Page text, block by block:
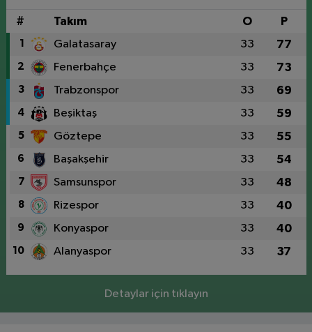
# Takım O P
1 Galatasaray 33 77
2 Fenerbahçe 33 73
3 Trabzonspor 33 69
4 Beşiktaş 33 59
5 Göztepe 33 55
6 Başakşehir 33 54
7 Samsunspor 33 48
8 Rizespor 33 40
9 Konyaspor 33 40
10 Alanyaspor 33 37
Detaylar için tıklayın